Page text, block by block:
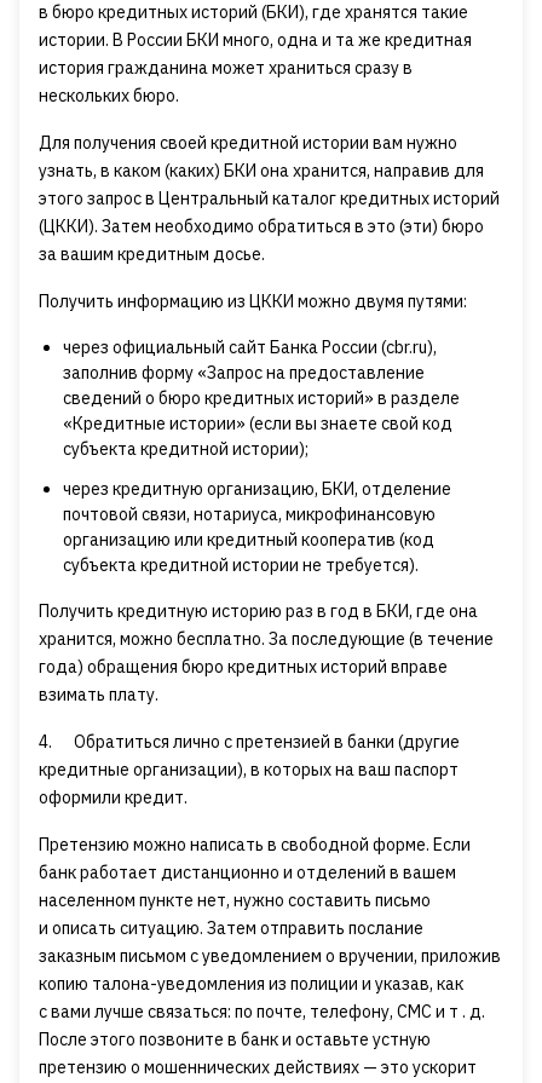
в бюро кредитных историй (БКИ), где хранятся такие
истории. В России БКИ много, одна и та же кредитная
история гражданина может храниться сразу в
нескольких бюро.
Для получения своей кредитной истории вам нужно
узнать, в каком (каких) БКИ она хранится, направив для
этого запрос в Центральный каталог кредитных историй
(ЦККИ). Затем необходимо обратиться в это (эти) бюро
за вашим кредитным досье.
Получить информацию из ЦККИ можно двумя путями:
через официальный сайт Банка России (cbr.ru),
заполнив форму «Запрос на предоставление
сведений о бюро кредитных историй» в разделе
«Кредитные истории» (если вы знаете свой код
субъекта кредитной истории);
через кредитную организацию, БКИ, отделение
почтовой связи, нотариуса, микрофинансовую
организацию или кредитный кооператив (код
субъекта кредитной истории не требуется).
Получить кредитную историю раз в год в БКИ, где она
хранится, можно бесплатно. За последующие (в течение
года) обращения бюро кредитных историй вправе
взимать плату.
4. Обратиться лично с претензией в банки (другие
кредитные организации), в которых на ваш паспорт
оформили кредит.
Претензию можно написать в свободной форме. Если
банк работает дистанционно и отделений в вашем
населенном пункте нет, нужно составить письмо
и описать ситуацию. Затем отправить послание
заказным письмом с уведомлением о вручении, приложив
копию талона-уведомления из полиции и указав, как
с вами лучше связаться: по почте, телефону, СМС и т . д.
После этого позвоните в банк и оставьте устную
претензию о мошеннических действиях — это ускорит